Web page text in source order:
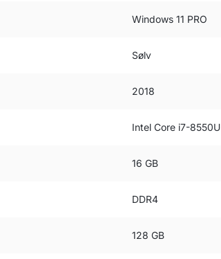
Windows 11 PRO
Sølv
2018
Intel Core i7-8550U
16 GB
DDR4
128 GB